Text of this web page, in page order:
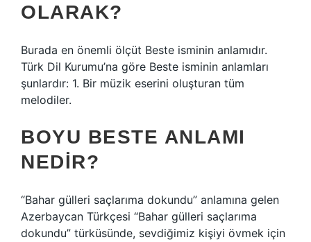
OLARAK?
Burada en önemli ölçüt Beste isminin anlamıdır.
Türk Dil Kurumu’na göre Beste isminin anlamları
şunlardır: 1. Bir müzik eserini oluşturan tüm
melodiler.
BOYU BESTE ANLAMI
NEDIR?
“Bahar gülleri saçlarıma dokundu” anlamına gelen
Azerbaycan Türkçesi “Bahar gülleri saçlarıma
dokundu” türküsünde, sevdiğimiz kişiyi övmek için